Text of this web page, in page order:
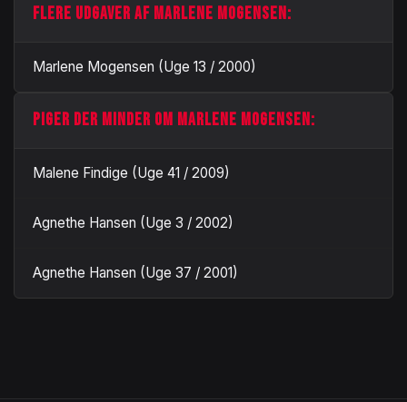
FLERE UDGAVER AF MARLENE MOGENSEN:
Marlene Mogensen (Uge 13 / 2000)
PIGER DER MINDER OM MARLENE MOGENSEN:
Malene Findige (Uge 41 / 2009)
Agnethe Hansen (Uge 3 / 2002)
Agnethe Hansen (Uge 37 / 2001)